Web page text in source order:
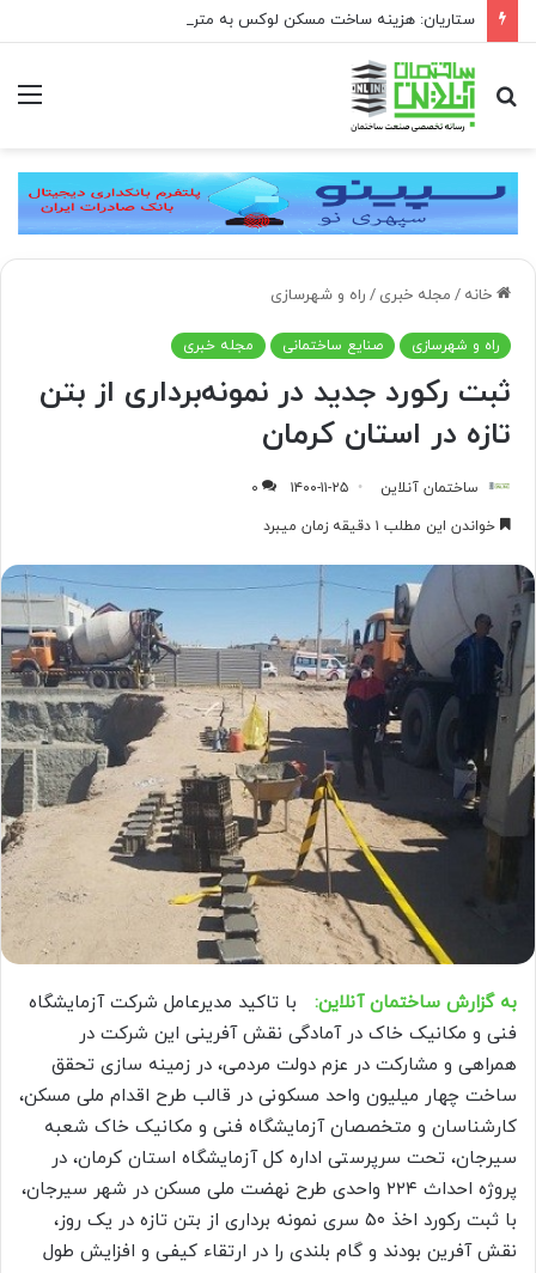
جستجو
برای
خانه / مجله خبری / راه و شهرسازی
راه و شهرسازی صنایع ساختمانی مجله خبری
ثبت رکورد جدید در نمونه‌برداری از بتن
تازه در استان کرمان
ساختمان آنلاین ۱۴۰۰-۱۱-۲۵
۰
خواندن این مطلب ۱ دقیقه زمان میبرد
به گزارش ساختمان آنلاین:
با تاکید مدیرعامل شرکت آزمایشگاه
فنی و مکانیک خاک در آمادگی نقش آفرینی این شرکت در
همراهی و مشارکت در عزم دولت مردمی، در زمینه سازی تحقق
ساخت چهار میلیون واحد مسکونی در قالب طرح اقدام ملی مسکن،
کارشناسان و متخصصان آزمایشگاه فنی و مکانیک خاک شعبه
سیرجان، تحت سرپرستی اداره کل آزمایشگاه استان کرمان، در
پروژه احداث ۲۲۴ واحدی طرح نهضت ملی مسکن در شهر سیرجان،
با ثبت رکورد اخذ ۵۰ سری نمونه برداری از بتن تازه در یک روز،
نقش آفرین بودند و گام بلندی را در ارتقاء کیفی و افزایش طول